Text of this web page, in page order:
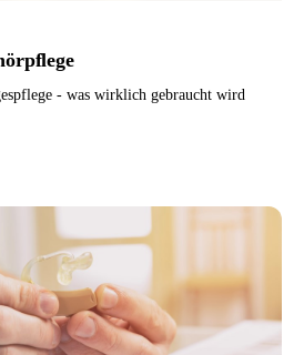
- was wirklich gebraucht wird